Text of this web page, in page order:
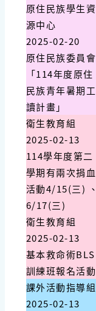
原住民族學生資
源中心
2025-02-20
原住民族委員會
「114年度原住
民族青年暑期工
讀計畫」
衛生教育組
2025-02-13
114學年度第二
學期有兩次捐血
活動4/15(三) 、
6/17(三)
衛生教育組
2025-02-13
基本救命術BLS
訓練班報名活動
課外活動指導組
2025-02-13